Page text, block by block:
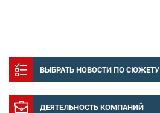
ВЫБРАТЬ НОВОСТИ ПО СЮЖЕТУ
ДЕЯТЕЛЬНОСТЬ КОМПАНИЙ